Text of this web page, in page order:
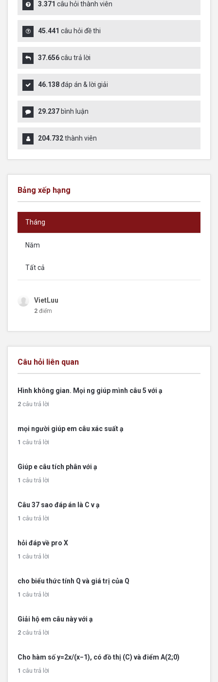
3.371 câu hỏi thành viên
45.441 câu hỏi đề thi
37.656câu trả lời
46.138đáp án & lời giải
29.237 bình luận
204.732thành viên
Bảng xếp hạng
Tháng
Năm
Tất cả
VietLuu
2 điểm
Câu hỏi liên quan
Hình không gian. Mọi ng giúp mình câu 5 với ạ
2 câu trả lời
mọi người giúp em câu xác suất ạ
1 câu trả lời
Giúp e câu tích phân với ạ
1 câu trả lời
Câu 37 sao đáp án là C v ạ
1 câu trả lời
hỏi đáp về pro X
1 câu trả lời
cho biểu thức tính Q và giá trị của Q
1 câu trả lời
Giải hộ em câu này với ạ
2 câu trả lời
Cho hàm số y=2x/(x−1), có đồ thị (C) và điểm A(2;0)
1 câu trả lời